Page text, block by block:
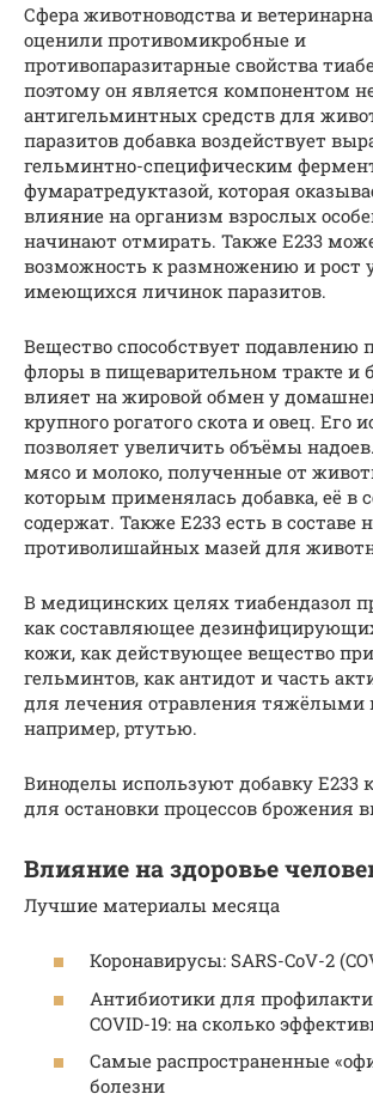
Сфера животноводства и
оценили противомикробные и
противопаразитарные свойства
поэтому он является компонентом
антигельминтных средств для
паразитов добавка воздействует
гельминтно-специфическим
фумаратредуктазой, которая
влияние на организм взрослых
начинают отмирать. Также Е233
возможность к размножению и рост
имеющихся личинок паразитов.
Вещество способствует подавлению
флоры в пищеварительном тракте и
влияет на жировой обмен у
крупного рогатого скота и овец. Его
позволяет увеличить объёмы
мясо и молоко, полученные от
которым применялась добавка, её в
содержат. Также Е233 есть в составе
противолишайных мазей для
В медицинских целях тиабендазол
как составляющее
кожи, как действующее вещество
гельминтов, как антидот и часть
для лечения отравления тяжёлыми
например, ртутью.
Виноделы используют добавку Е233
для остановки процессов брожения
Влияние на здоровье
Лучшие материалы месяца
Коронавирусы: SARS-CoV-2
Антибиотики для
COVID-19: на сколько
Самые распространенные
болезни